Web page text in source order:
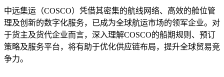
中远集运（COSCO）凭借其密集的航线网络、高效的舱位管
理及创新的数字化服务，已成为全球航运市场的领军企业。对
于货主及货代企业而言，深入理解COSCO的船期规则、预订
策略及服务平台，将有助于优化供应链布局，提升全球贸易竞
争力。